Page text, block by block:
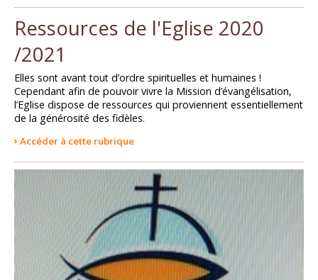
Ressources de l'Eglise 2020
/2021
Elles sont avant tout d’ordre spirituelles et humaines !
Cependant afin de pouvoir vivre la Mission d’évangélisation,
l’Eglise dispose de ressources qui proviennent essentiellement
de la générosité des fidèles.
Accéder à cette rubrique